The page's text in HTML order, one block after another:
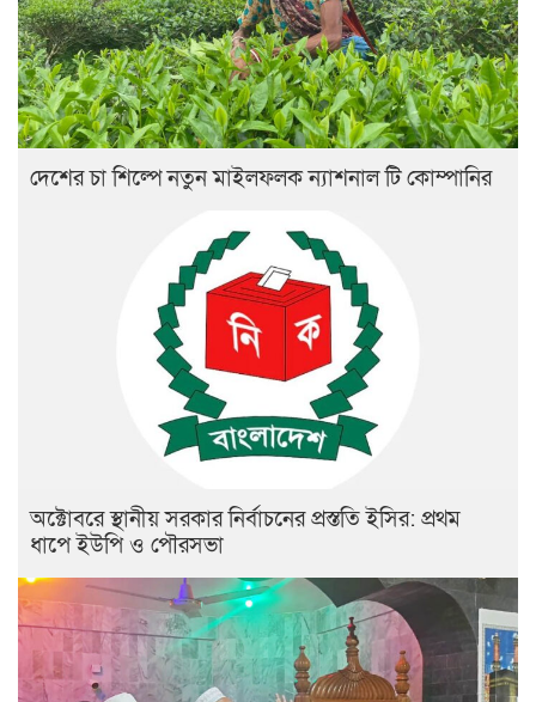
দেশের চা শিল্পে নতুন মাইলফলক ন্যাশনাল টি কোম্পানির
অক্টোবরে স্থানীয় সরকার নির্বাচনের প্রস্ততি ইসির: প্রথম
ধাপে ইউপি ও পৌরসভা